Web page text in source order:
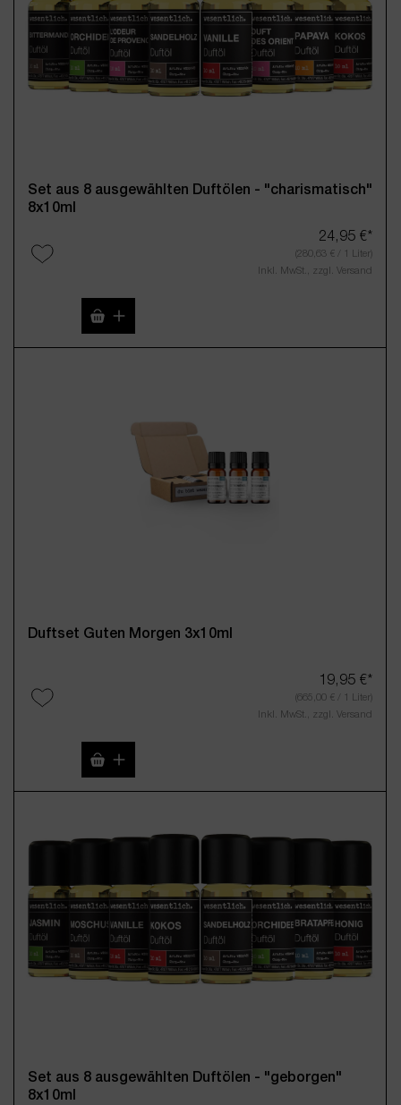
Set aus 8 ausgewählten Duftölen - "charismatisch"
8x10ml
24,95 €*
(280,63 € / 1 Liter)
Inkl. MwSt., zzgl. Versand
Produkt Anzahl: Gib den gewünschten
Duftset Guten Morgen 3x10ml
19,95 €*
(665,00 € / 1 Liter)
Inkl. MwSt., zzgl. Versand
Produkt Anzahl: Gib den gewünschten
Set aus 8 ausgewählten Duftölen - "geborgen"
8x10ml